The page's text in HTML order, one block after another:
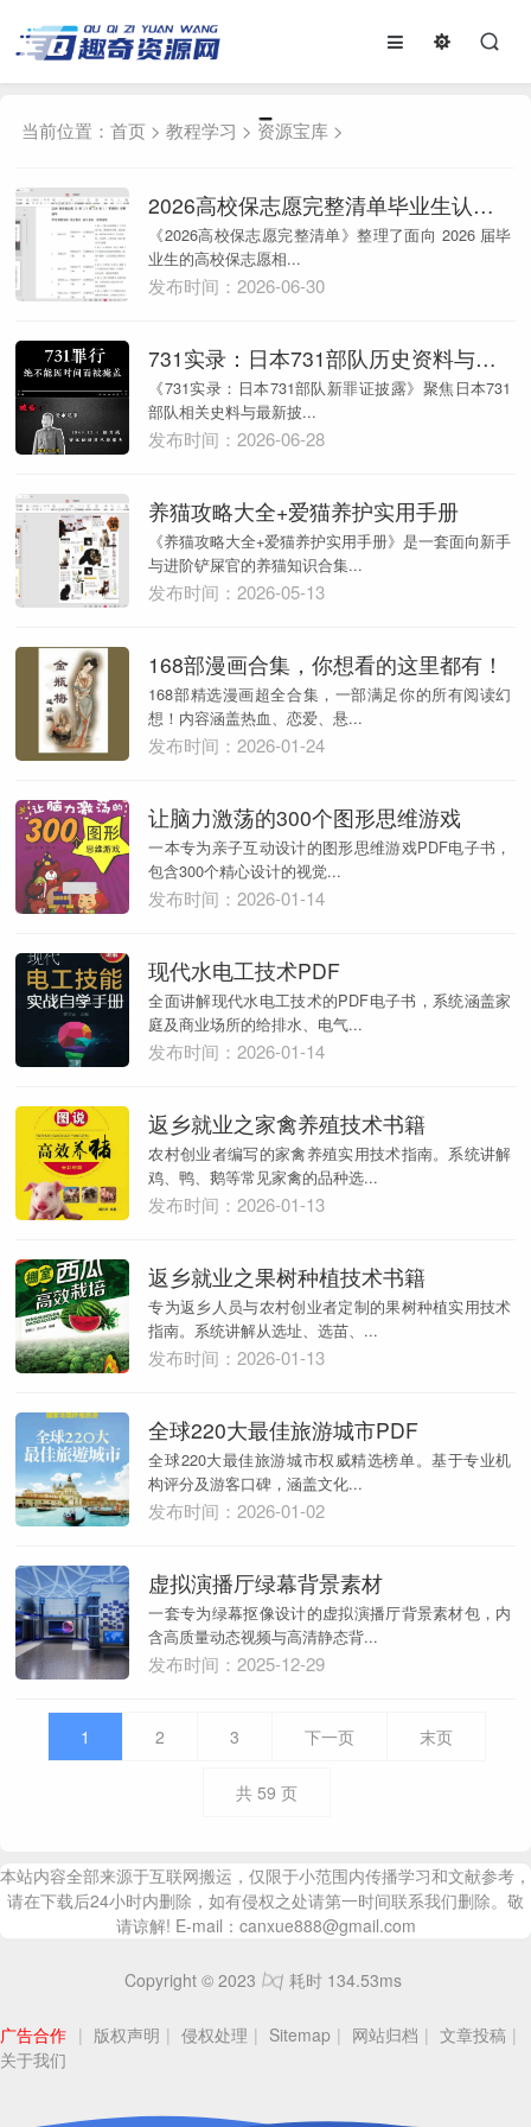
当前位置：首页 >教程学习 > 资源宝库 >
2026高校保志愿完整清单毕业生认真看
《2026高校保志愿完整清单》整理了面向 2026 届毕
业生的高校保志愿相...
发布时间：2026-06-30
731实录：日本731部队历史资料与影像记录整理
《731实录：日本731部队新罪证披露》聚焦日本731
部队相关史料与最新披...
发布时间：2026-06-28
养猫攻略大全+爱猫养护实用手册
《养猫攻略大全+爱猫养护实用手册》是一套面向新手
与进阶铲屎官的养猫知识合集...
发布时间：2026-05-13
168部漫画合集，你想看的这里都有！
168部精选漫画超全合集，一部满足你的所有阅读幻
想！内容涵盖热血、恋爱、悬...
发布时间：2026-01-24
让脑力激荡的300个图形思维游戏
一本专为亲子互动设计的图形思维游戏PDF电子书，
包含300个精心设计的视觉...
发布时间：2026-01-14
现代水电工技术PDF
全面讲解现代水电工技术的PDF电子书，系统涵盖家
庭及商业场所的给排水、电气...
发布时间：2026-01-14
返乡就业之家禽养殖技术书籍
农村创业者编写的家禽养殖实用技术指南。系统讲解
鸡、鸭、鹅等常见家禽的品种选...
发布时间：2026-01-13
返乡就业之果树种植技术书籍
专为返乡人员与农村创业者定制的果树种植实用技术
指南。系统讲解从选址、选苗、...
发布时间：2026-01-13
全球220大最佳旅游城市PDF
全球220大最佳旅游城市权威精选榜单。基于专业机
构评分及游客口碑，涵盖文化...
发布时间：2026-01-02
虚拟演播厅绿幕背景素材
一套专为绿幕抠像设计的虚拟演播厅背景素材包，内
含高质量动态视频与高清静态背...
发布时间：2025-12-29
1 2 3 下一页 末页
共 59 页
本站内容全部来源于互联网搬运，仅限于小范围内传播学习和文献参考，
请在下载后24小时内删除，如有侵权之处请第一时间联系我们删除。敬
请谅解! E-mail：canxue888@gmail.com
Copyright © 2023 耗时 134.53ms
广告合作 | 版权声明 | 侵权处理 | Sitemap | 网站归档 | 文章投稿 |
关于我们